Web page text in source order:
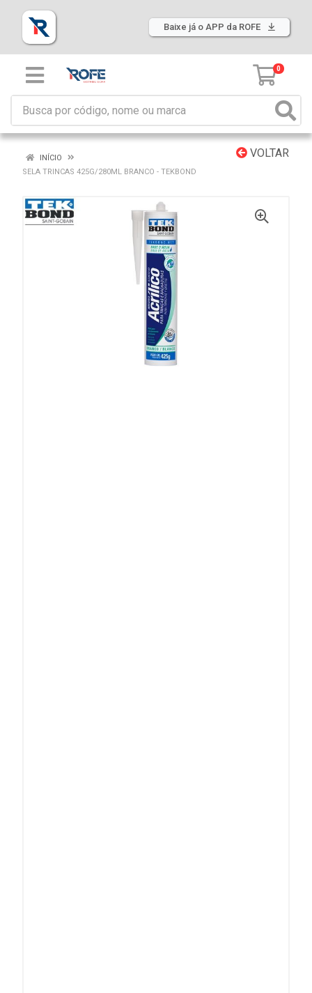
Baixe já o APP da ROFE
0
VOLTAR
INÍCIO
SELA TRINCAS 425G/280ML BRANCO - TEKBOND